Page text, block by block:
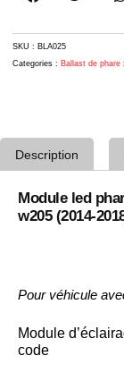
SKU : BLA025
Categories : Ballast de phare
Description
Module led
w205 (2014-
Pour véhicule
Module
code